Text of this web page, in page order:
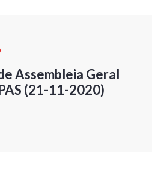
Assembleia Geral
(21-11-2020)